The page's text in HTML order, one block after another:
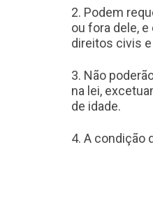
2. Podem
ou fora dele,
direitos civis
3. Não
na lei,
de idade.
4. A condição